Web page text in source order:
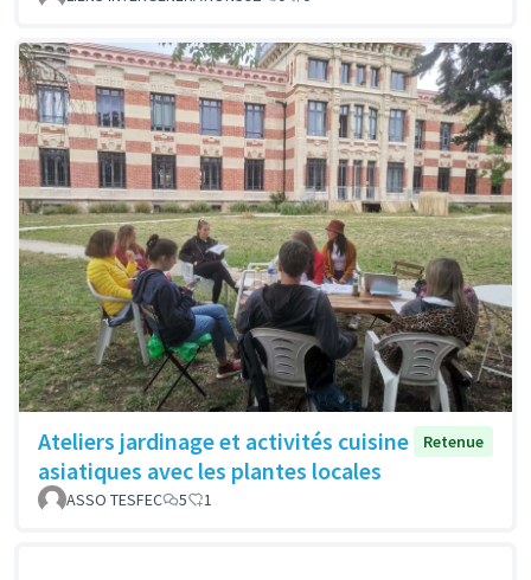
Ateliers jardinage et activités cuisine
asiatiques avec les plantes locales
Retenue
ASSO TESFEC 5 1